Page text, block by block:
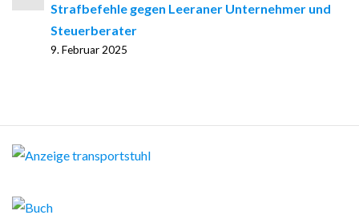
Strafbefehle gegen Leeraner Unternehmer und
Steuerberater
9. Februar 2025